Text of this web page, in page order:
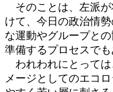
そのことは、左派が
けて、今日の政治情
な運動やグループと
準備するプロセスでも
われわれにとっては
メージとしてのエコ